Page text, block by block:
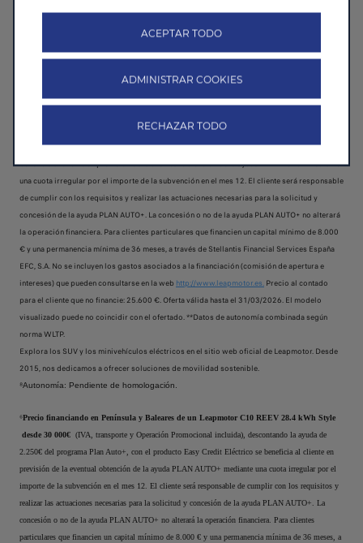
combustible: 2,5 L/100km. Emisiones de CO2: 55g/km. Consumo de energía eléctrica
Leapmotor C10 REEV Hybrid: 21,5 kWh/100km. Consumo de combustible: 0,4 L/100km.
Emisiones de CO2: 38g/km.
(IVA, transporte y Operación Promocional incluida), descontando la
ayuda de 2.250€ del programa Plan Auto+, con el producto Easy Credit Eléctrico se
beneficia al cliente en previsión de la eventual obtención de la ayuda PLAN AUTO+ mediante
una cuota irregular por el importe de la subvención en el mes 12. El cliente será responsable
de cumplir con los requisitos y realizar las actuaciones necesarias para la solicitud y
concesión de la ayuda PLAN AUTO+. La concesión o no de la ayuda PLAN AUTO+ no alterará
la operación financiera. Para clientes particulares que financien un capital mínimo de 8.000
€ y una permanencia mínima de 36 meses, a través de Stellantis Financial Services España
EFC, S.A. No se incluyen los gastos asociados a la financiación (comisión de apertura e
intereses) que pueden consultarse en la web http://www.leapmotor.es. Precio al contado
para el cliente que no financie: 25.600 €. Oferta válida hasta el 31/03/2026. El modelo
visualizado puede no coincidir con el ofertado. **Datos de autonomía combinada según
norma WLTP.
Explora los SUV y los minivehículos eléctricos en el sitio web oficial de Leapmotor. Desde
2015, nos dedicamos a ofrecer soluciones de movilidad sostenible.
⁸Autonomía: Pendiente de homologación.
⁶Precio financiando en Península y Baleares de un Leapmotor C10 REEV 28.4 kWh Style
desde 30 000€ (IVA, transporte y Operación Promocional incluida), descontando la ayuda de
2.250€ del programa Plan Auto+, con el producto Easy Credit Eléctrico se beneficia al cliente en
previsión de la eventual obtención de la ayuda PLAN AUTO+ mediante una cuota irregular por el
importe de la subvención en el mes 12. El cliente será responsable de cumplir con los requisitos y
realizar las actuaciones necesarias para la solicitud y concesión de la ayuda PLAN AUTO+. La
concesión o no de la ayuda PLAN AUTO+ no alterará la operación financiera. Para clientes
particulares que financien un capital mínimo de 8.000 € y una permanencia mínima de 36 meses, a
ADMINISTRAR COOKIES
ACEPTAR TODO
RECHAZAR TODO